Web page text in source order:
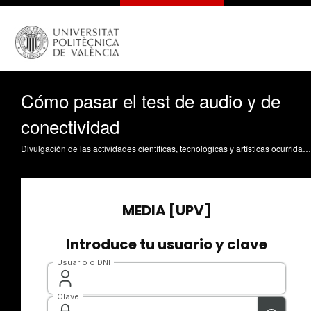
Cómo pasar el test de audio y de
conectividad
Divulgación de las actividades científicas, tecnológicas y artísticas ocurridas en los tres campus de la UPV